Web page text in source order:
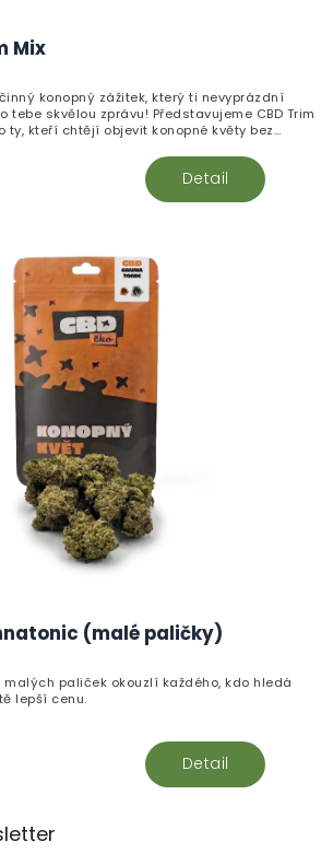
Mix
Detail
konopný zážitek, který ti nevyprázdní
tebe skvělou zprávu! Představujeme CBD Trim
ty, kteří chtějí objevit konopné květy bez
(malé paličky)
Detail
paliček okouzlí každého, kdo hledá
lepší cenu.